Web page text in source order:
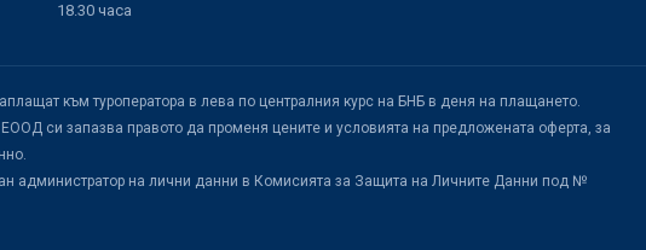
18.30 часа
към туроператора в лева по централния курс на БНБ в деня на плащането.
си запазва правото да променя цените и условията на предложената оферта, за
администратор на лични данни в Комисията за Защита на Личните Данни под №